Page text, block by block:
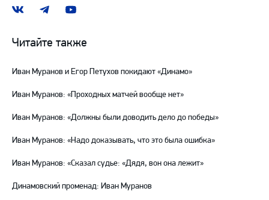
Наша
ВКонтакте
Наш
в
Telegram
Наш
YouTube
Читайте также
Иван Муранов и Егор Петухов покидают «Динамо»
Иван Муранов: «Проходных матчей вообще нет»
Иван Муранов: «Должны были доводить дело до победы»
Иван Муранов: «Надо доказывать, что это была ошибка»
Иван Муранов: «Сказал судье: «Дядя, вон она лежит»
Динамовский променад: Иван Муранов